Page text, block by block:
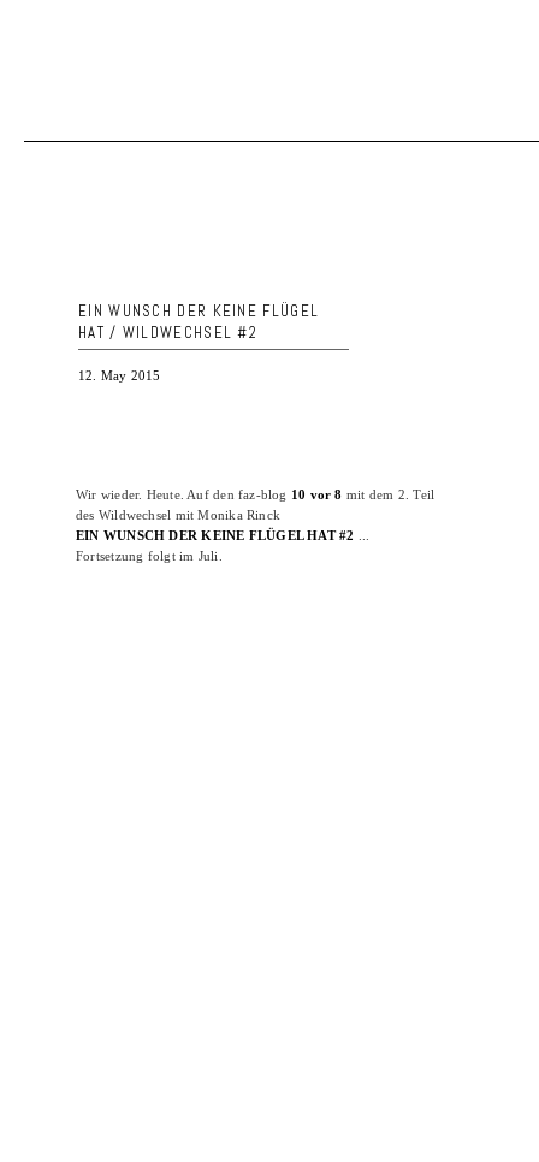
Wir wieder. Heute. Auf den faz-blog 10 vor 8 mit dem 2. Teil
des Wildwechsel mit Monika Rinck
EIN WUNSCH DER KEINE FLÜGEL HAT #2
Fortsetzung folgt im Juli.
EIN WUNSCH DER KEINE FLÜGEL
HAT / WILDWECHSEL #2
12. May 2015